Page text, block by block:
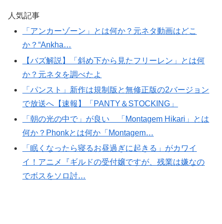
人気記事
「アンカーゾーン」とは何か？元ネタ動画はどこ
か？“Ankha…
【バズ解説】「斜め下から見たフリーレン」とは何
か？元ネタを調べたよ
「パンスト」新作は規制版と無修正版の2バージョン
で放送へ【速報】「PANTY＆STOCKING」
「朝の光の中で」が良い 「Montagem Hikari」とは
何か？Phonkとは何か「Montagem…
「眠くなったら寝るお昼過ぎに起きる」がカワイ
イ！アニメ『ギルドの受付嬢ですが、残業は嫌なの
でボスをソロ討…